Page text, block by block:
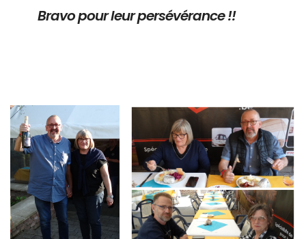
Bravo pour leur persévérance !!
Branding
ARMCHAIR ARMCHAIR